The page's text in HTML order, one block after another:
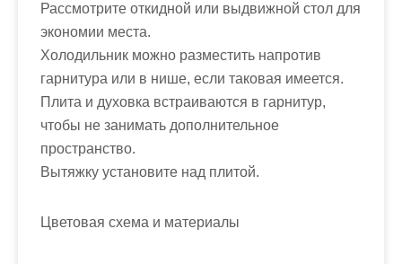
Рассмотрите откидной или выдвижной стол для
экономии места.
Холодильник можно разместить напротив
гарнитура или в нише, если таковая имеется.
Плита и духовка встраиваются в гарнитур,
чтобы не занимать дополнительное
пространство.
Вытяжку установите над плитой.
Цветовая схема и материалы